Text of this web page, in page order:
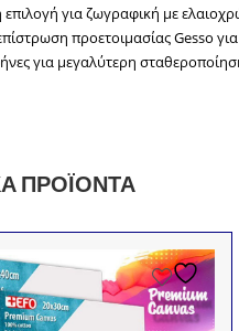
για ζωγραφική με
προετοιμασίας Gesso
για μεγαλύτερη
ΠΡΟΪΌΝΤΑ